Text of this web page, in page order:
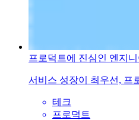
프로덕트에 진심인 엔지
서비스 성장이 최우선, 프
테크
프로덕트